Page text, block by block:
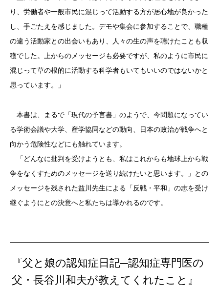
り、労働者や一般市民に混じって活動する方が居心地が良かった
し、手ごたえを感じました。デモや集会に参加することで、職種
の違う活動家との出会いもあり、人々の生の声を聴けたことも収
穫でした。上からのメッセージも必要ですが、私のように市民に
混じって草の根的に活動する科学者もいてもいいのではないかと
思っています。」
本書は、まるで「現代の予言書」のようで、今問題になってい
る学術会議や大学、産学協同などの動向、日本の政治が戦争へと
向かう危険性などにも触れています。
「どんなに批判を受けようとも、私はこれからも地球上から戦
争をなくすためのメッセージを送り続けたいと思います。」との
メッセージを残された益川先生による「反戦・平和」の志を受け
継ぐようにとの決意へと私たちは導かれるのです。
『父と娘の認知症日記─認知症専門医の
父・長谷川和夫が教えてくれたこと』